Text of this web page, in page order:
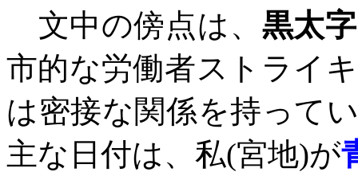
文中の傍点は、 黒太字
市的な労働者ストライ
は密接な関係を持って
主な日付は、私(宮地)が